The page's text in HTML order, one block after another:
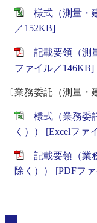
様式（測量・
／152KB]
記載要領（測
ファイル／146KB]
〔業務委託（測量・
様式（業務委
く）） [Excelファ
記載要領（業
除く）） [PDFフ